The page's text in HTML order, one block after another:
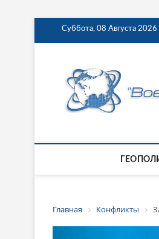
Суббота, 08 Августа 2026
Главная Конфликты